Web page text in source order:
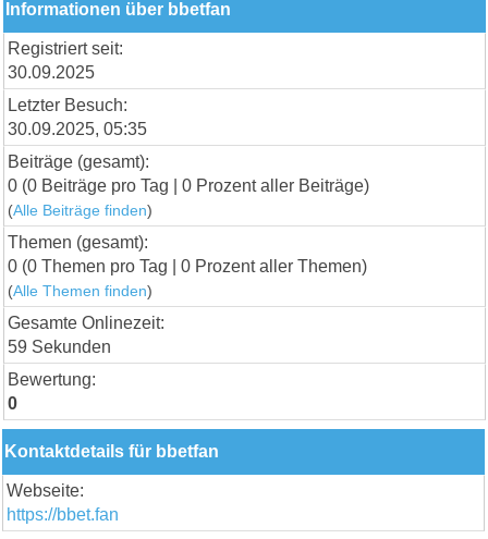
Informationen über bbetfan
Registriert seit:
30.09.2025
Letzter Besuch:
30.09.2025, 05:35
Beiträge (gesamt):
0 (0 Beiträge pro Tag | 0 Prozent aller Beiträge)
(Alle Beiträge finden)
Themen (gesamt):
0 (0 Themen pro Tag | 0 Prozent aller Themen)
(Alle Themen finden)
Gesamte Onlinezeit:
59 Sekunden
Bewertung:
0
Kontaktdetails für bbetfan
Webseite:
https://bbet.fan